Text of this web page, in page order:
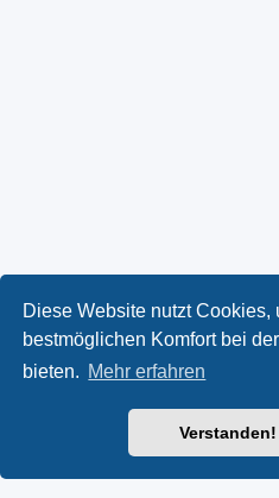
Diese Website nutzt Cookies,
bestmöglichen Komfort bei
bieten. Mehr erfahren
Verstanden!